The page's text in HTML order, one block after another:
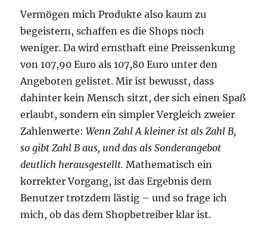
Vermögen mich Produkte also kaum zu
begeistern, schaffen es die Shops noch
weniger. Da wird ernsthaft eine Preissenkung
von 107,90 Euro als 107,80 Euro unter den
Angeboten gelistet. Mir ist bewusst, dass
dahinter kein Mensch sitzt, der sich einen Spaß
erlaubt, sondern ein simpler Vergleich zweier
Zahlenwerte:Wenn Zahl A kleiner ist als Zahl B,
so gibt Zahl B aus, und das als Sonderangebot
deutlich herausgestellt. Mathematisch ein
korrekter Vorgang, ist das Ergebnis dem
Benutzer trotzdem lästig – und so frage ich
mich, ob das dem Shopbetreiber klar ist.